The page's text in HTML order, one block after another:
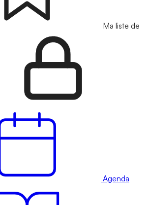
Ma liste de
Agenda